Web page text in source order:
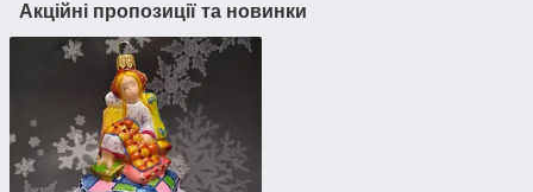
Акційні пропозиції та новинки